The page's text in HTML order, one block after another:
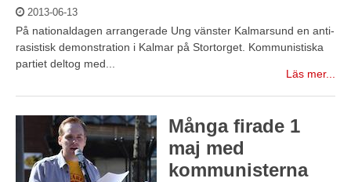
2013-06-13
På nationaldagen arrangerade Ung vänster Kalmarsund en anti-
rasistisk demonstration i Kalmar på Stortorget. Kommunistiska
partiet deltog med...
Läs mer...
Många firade 1
maj med
kommunisterna